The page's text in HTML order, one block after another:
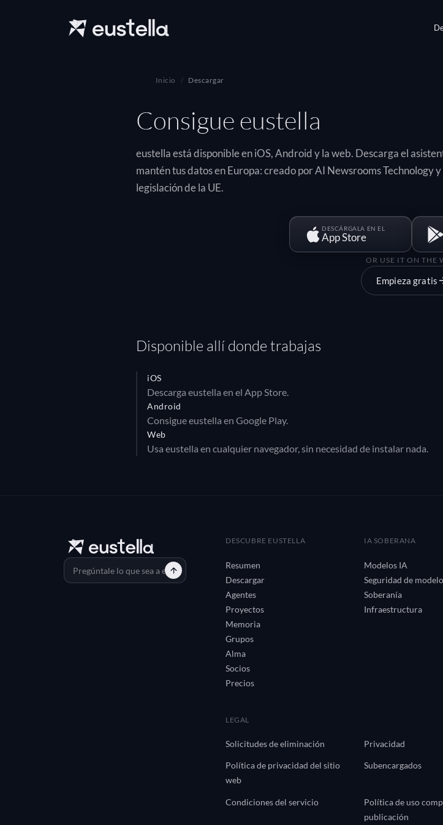
Inicio Descargar
Consigue eustella
eustella está disponible en iOS, Android y la web. Descarga el
mantén tus datos en Europa: creado por AI Newsrooms Technology
legislación de la UE.
DESCÁRGALA EN EL
App Store
OR USE IT ON THE
Empieza gratis
Disponible allí donde trabajas
iOS
Descarga eustella en el App Store.
Android
Consigue eustella en Google Play.
Web
Usa eustella en cualquier navegador, sin necesidad de instalar nada.
DESCUBRE EUSTELLA
Resumen
Descargar
Agentes
Proyectos
Memoria
Grupos
Alma
Socios
Precios
IA SOBERANA
Modelos IA
Seguridad de
Soberanía
Infraestructura
LEGAL
Solicitudes de eliminación Privacidad
Política de privacidad del sitio
web
Subencargados
Condiciones del servicio
Política de uso
publicación